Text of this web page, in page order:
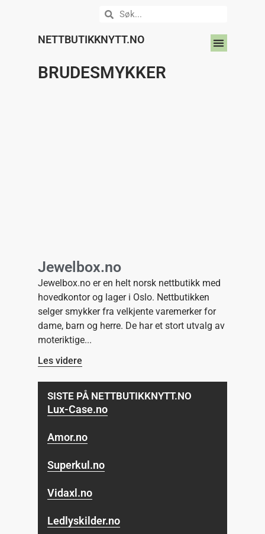
NETTBUTIKKNYTT.NO
BRUDESMYKKER
Jewelbox.no
Jewelbox.no er en helt norsk nettbutikk med
hovedkontor og lager i Oslo. Nettbutikken
selger smykker fra velkjente varemerker for
dame, barn og herre. De har et stort utvalg av
moteriktige
Les videre
SISTE PÅ NETTBUTIKKNYTT.NO
Lux-Case.no
Amor.no
Superkul.no
Vidaxl.no
Ledlyskilder.no